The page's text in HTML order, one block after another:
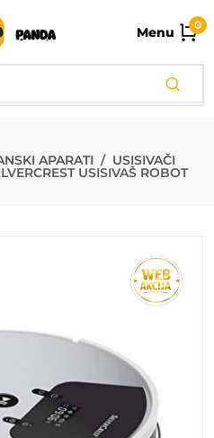
Menu 0
APARATI USISIVAČI
USISIVAŠ ROBOT